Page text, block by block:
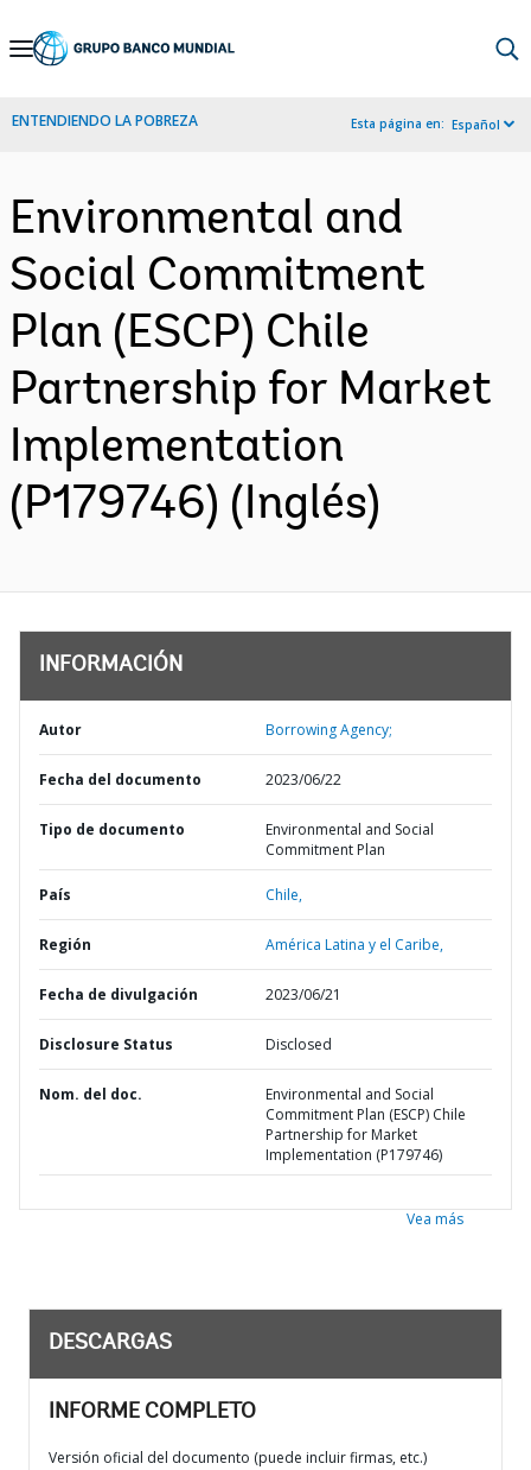
Skip
Navigation
ENTENDIENDO LA POBREZA Esta página en: Español
Environmental and
Social Commitment
Plan (ESCP) Chile
Partnership for Market
Implementation
(P179746) (Inglés)
INFORMACIÓN
Autor Borrowing Agency;
Fecha del documento 2023/06/22
Tipo de documento
Environmental and Social
Commitment Plan
País Chile,
Región América Latina y el Caribe,
Fecha de divulgación 2023/06/21
Disclosure Status Disclosed
Nom. del doc.
Environmental and Social
Commitment Plan (ESCP) Chile
Partnership for Market
Implementation (P179746)
Vea más
DESCARGAS
INFORME COMPLETO
Versión oficial del documento (puede incluir firmas, etc.)